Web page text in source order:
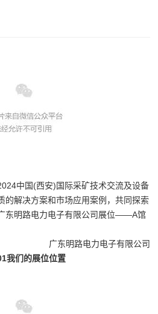
中国(西安)国际采矿技术交流及设备
的解决方案和市场应用案例，共同探索
东明路电力电子有限公司展位——A馆
广东明路电力电子有限公司
们的展位位置